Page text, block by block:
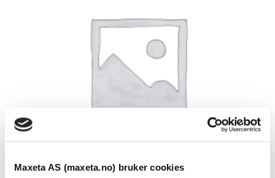
Maxeta AS (maxeta.no) bruker cookies